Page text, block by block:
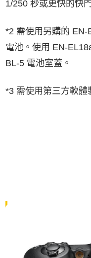
1/250 秒或更快的快
*2 需使用另購的 EN-
電池。使用 EN-
BL-5 電池室蓋。
*3 需使用第三方軟體